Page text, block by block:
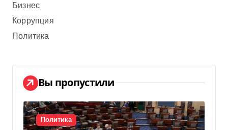
Бизнес
Коррупция
Политика
Вы пропустили
Политика